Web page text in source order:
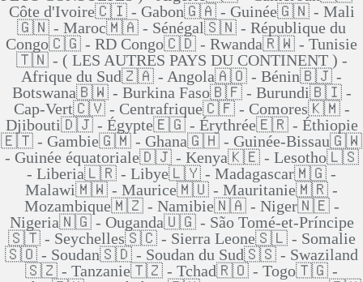
Côte d'Ivoire🇨🇮 - Gabon🇬🇦 - Guinée🇬🇳 - Mali
🇬🇳 - Maroc🇲🇦 - Sénégal🇸🇳 - République du
Congo🇨🇬 - RD Congo🇨🇩 - Rwanda🇷🇼 - Tunisie
🇹🇳 - ( LES AUTRES PAYS DU CONTINENT ) -
Afrique du Sud🇿🇦 - Angola🇦🇴 - Bénin🇧🇯 -
Botswana🇧🇼 - Burkina Faso🇧🇫 - Burundi🇧🇮 -
Cap-Vert🇨🇻 - Centrafrique🇨🇫 - Comores🇰🇲 -
Djibouti🇩🇯 - Égypte🇪🇬 - Érythrée🇪🇷 - Éthiopie
🇪🇹 - Gambie🇬🇲 - Ghana🇬🇭 - Guinée-Bissau🇬🇼
- Guinée équatoriale🇩🇯 - Kenya🇰🇪 - Lesotho🇱🇸
- Liberia🇱🇷 - Libye🇱🇾 - Madagascar🇲🇬 -
Malawi🇲🇼 - Maurice🇲🇺 - Mauritanie🇲🇷 -
Mozambique🇲🇿 - Namibie🇳🇦 - Niger🇳🇪 -
Nigeria🇳🇬 - Ouganda🇺🇬 - São Tomé-et-Príncipe
🇸🇹 - Seychelles🇸🇨 - Sierra Leone🇸🇱 - Somalie
🇸🇴 - Soudan🇸🇩 - Soudan du Sud🇸🇸 - Swaziland
🇸🇿 - Tanzanie🇹🇿 - Tchad🇷🇴 - Togo🇹🇬 -